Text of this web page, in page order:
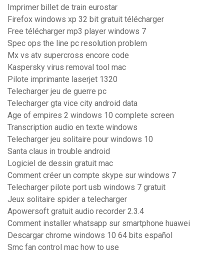
Imprimer billet de train eurostar
Firefox windows xp 32 bit gratuit télécharger
Free télécharger mp3 player windows 7
Spec ops the line pc resolution problem
Mx vs atv supercross encore code
Kaspersky virus removal tool mac
Pilote imprimante laserjet 1320
Telecharger jeu de guerre pc
Telecharger gta vice city android data
Age of empires 2 windows 10 complete screen
Transcription audio en texte windows
Telecharger jeu solitaire pour windows 10
Santa claus in trouble android
Logiciel de dessin gratuit mac
Comment créer un compte skype sur windows 7
Telecharger pilote port usb windows 7 gratuit
Jeux solitaire spider a telecharger
Apowersoft gratuit audio recorder 2.3.4
Comment installer whatsapp sur smartphone huawei
Descargar chrome windows 10 64 bits español
Smc fan control mac how to use